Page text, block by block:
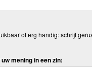
of erg handig: schrijf
mening in een zin: